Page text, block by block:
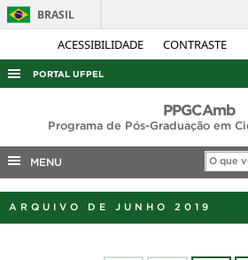
ACESSIBILIDADE CONTRASTE
BRASIL
PORTAL UFPEL
AUDITORIA
COBALTO
CONCURSOS
EDITAIS
INTERNACIONAL
PPGCAmb
Programa de Pós-Graduação em
MENU
ARQUIVO DE JUNHO 2019